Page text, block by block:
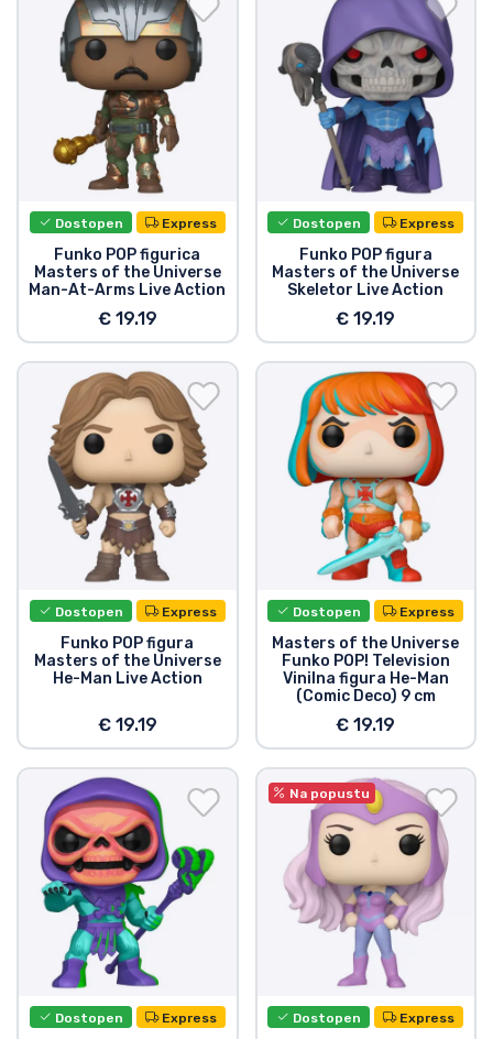
Dostopen Express
Funko POP figurica
Masters of the Universe
Man-At-Arms Live Action
€ 19.19
Dostopen Express
Funko POP figura
Masters of the Universe
Skeletor Live Action
€ 19.19
Dostopen Express
Funko POP figura
Masters of the Universe
He-Man Live Action
€ 19.19
Dostopen Express
Masters of the Universe
Funko POP! Television
Vinilna figura He-Man
(Comic Deco) 9 cm
€ 19.19
Dostopen Express
Na popustu
Dostopen Express
Glasbene izdelki
Vrste izdelkov
Blagovne znamke